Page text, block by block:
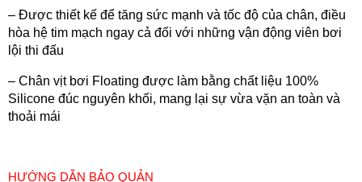
– Được thiết kế để tăng sức mạnh và tốc độ của chân, điều
hòa hệ tim mạch ngay cả đối với những vận động viên bơi
lội thi đấu
– Chân vịt bơi Floating được làm bằng chất liệu 100%
Silicone đúc nguyên khối, mang lại sự vừa vặn an toàn và
thoải mái
HƯỚNG DẪN BẢO QUẢN